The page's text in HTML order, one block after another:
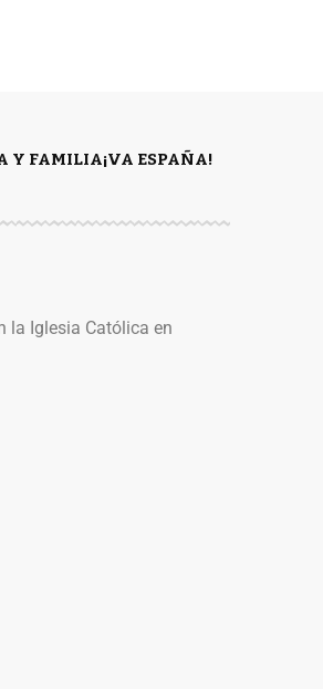
Y FAMILIA¡VA ESPAÑA!
la Iglesia Católica en